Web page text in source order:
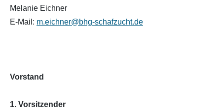
Melanie Eichner
E-Mail: m.eichner@bhg-schafzucht.de
Vorstand
1. Vorsitzender